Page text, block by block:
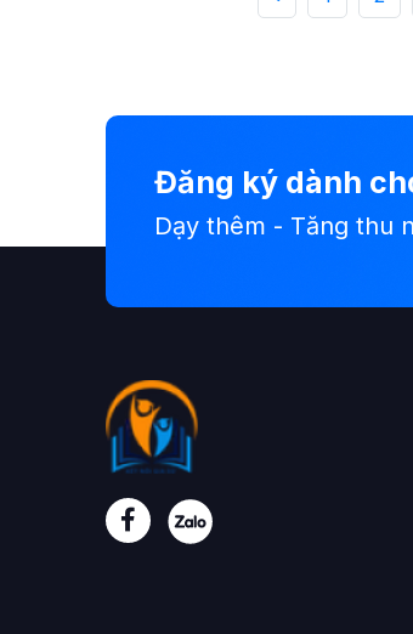
Đăng ký dành
Dạy thêm - Tăng thu